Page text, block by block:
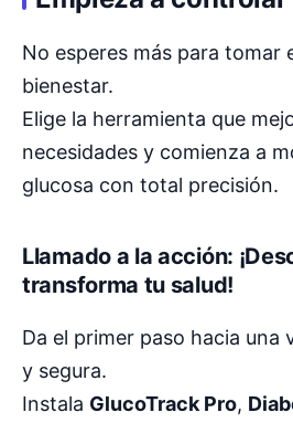
No esperes más para tomar
bienestar.
Elige la herramienta que
necesidades y comienza a
glucosa con total precisión.
Llamado a la acción:
transforma tu salud!
Da el primer paso hacia una
y segura.
Instala GlucoTrack Pro,